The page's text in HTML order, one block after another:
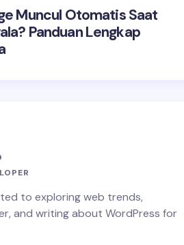
Muncul Otomatis Saat
Panduan Lengkap
to exploring web trends,
and writing about WordPress for